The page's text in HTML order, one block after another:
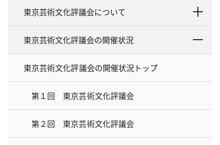
東京芸術文化評議会について
東京芸術文化評議会の開催状況
東京芸術文化評議会の開催状況トップ
第１回 東京芸術文化評議会
第２回 東京芸術文化評議会